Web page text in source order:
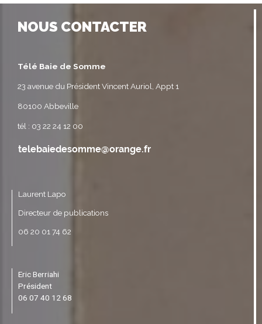
NOUS CONTACTER
Télé Baie de Somme
23 avenue du Président Vincent Auriol, Appt 1
80100 Abbeville
tél : 03 22 24 12 00
Laurent Lapo
Directeur de publications
06 20 01 74 62
Eric Berriahi
Président
06 07 40 12 68